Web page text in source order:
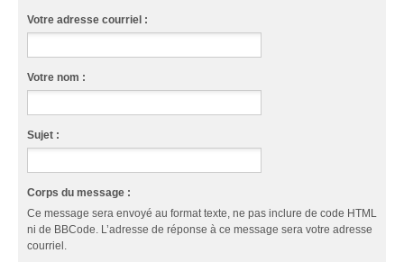
Votre adresse courriel :
Votre nom :
Sujet :
Corps du message :
Ce message sera envoyé au format texte, ne pas inclure de code HTML
ni de BBCode. L’adresse de réponse à ce message sera votre adresse
courriel.